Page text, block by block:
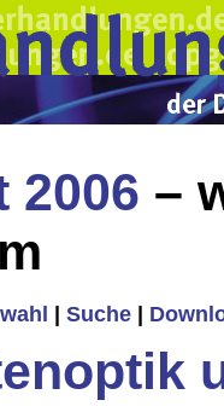
2006 –
Suche